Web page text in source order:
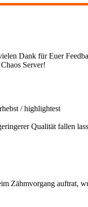
Dank für Euer
Server!
/ highlightest
Qualität fallen
Zähmvorgang auftrat,